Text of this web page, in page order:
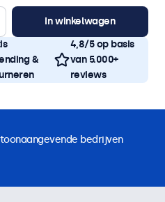
In winkelwagen
&
4,8/5 op basis
van 5.000+
reviews
bedrijven